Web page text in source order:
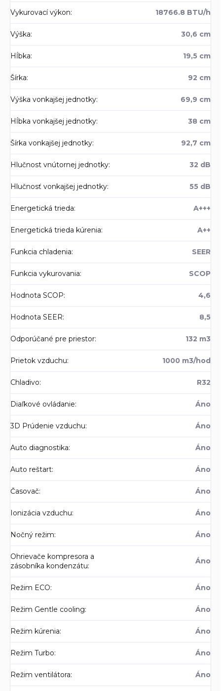
Vykurovací výkon: 18766.8 BTU/h
Výška: 30,6 cm
Hĺbka: 19,5 cm
Šírka: 92 cm
Výška vonkajšej jednotky: 69,9 cm
Hĺbka vonkajšej jednotky: 38 cm
Šírka vonkajšej jednotky: 92,7 cm
Hlučnost vnútornej jednotky: 32 dB
Hlučnosť vonkajšej jednotky: 55 dB
Energetická trieda: A+++
Energetická trieda kúrenia: A++
Funkcia chladenia: SEER
Funkcia vykurovania: SCOP
Hodnota SCOP: 4,6
Hodnota SEER: 8,5
Odporúčané pre priestor: 132 m3
Prietok vzduchu: 1000 m3/hod
Chladivo: R32
Diaľkové ovládanie: Áno
3D Prúdenie vzduchu: Áno
Auto diagnostika: Áno
Auto reštart: Áno
Časovač: Áno
Ionizácia vzduchu: Áno
Nočný režim: Áno
Ohrievače kompresora a
zásobníka kondenzátu:
Áno
Režim ECO: Áno
Režim Gentle cooling: Áno
Režim kúrenia: Áno
Režim Turbo: Áno
Režim ventilátora: Áno